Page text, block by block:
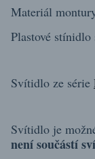
Materiál
Plastové
Svítidlo ze série
Svítidlo je
není součástí